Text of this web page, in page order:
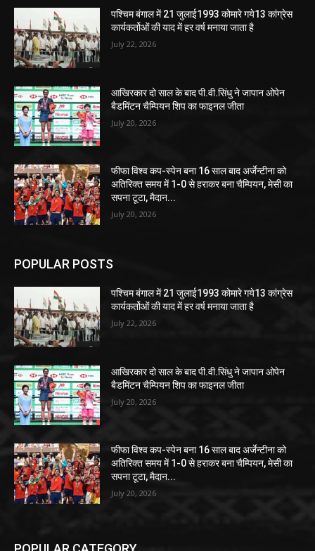
पश्चिम बंगाल में 21 जुलाई1993 कोमारे गये13 कांग्रेस
कार्यकर्तोओं की याद में हर वर्ष मनाया जाता है
July 22, 2026
आखिरकार दो साल के बाद पी.वी.सिंधु ने जापान ओपेन
बैडमिंटन चैम्पियन शिप का फाइनल जीता
July 20, 2026
फीफा विश्व कप-स्पेन बना 16 साल बाद अर्जेन्टीना को
अतिरिक्त समय में 1-0 से हराकर बना चैम्पियन, मेसी का
सपना टूटा, मैदान...
July 20, 2026
POPULAR POSTS
पश्चिम बंगाल में 21 जुलाई1993 कोमारे गये13 कांग्रेस
कार्यकर्तोओं की याद में हर वर्ष मनाया जाता है
July 22, 2026
आखिरकार दो साल के बाद पी.वी.सिंधु ने जापान ओपेन
बैडमिंटन चैम्पियन शिप का फाइनल जीता
July 20, 2026
फीफा विश्व कप-स्पेन बना 16 साल बाद अर्जेन्टीना को
अतिरिक्त समय में 1-0 से हराकर बना चैम्पियन, मेसी का
सपना टूटा, मैदान...
July 20, 2026